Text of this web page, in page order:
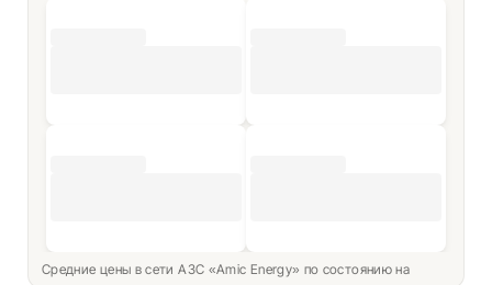
Средние цены в сети АЗС «Amic Energy» по состоянию на